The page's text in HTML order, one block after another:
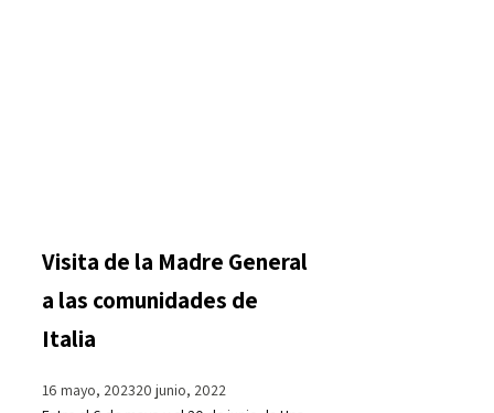
Visita de la Madre General
a las comunidades de
Italia
16 mayo, 202320 junio, 2022